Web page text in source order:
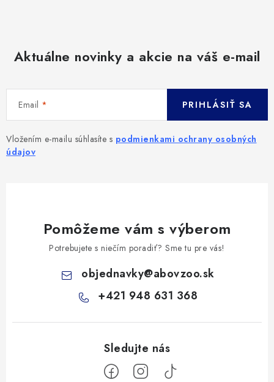
Aktuálne novinky a akcie na váš e-mail
Email
Vložením e-mailu súhlasíte s podmienkami ochrany osobných
údajov
PRIHLÁSIŤ SA
Pomôžeme vám s výberom
Potrebujete s niečím poradiť? Sme tu pre vás!
objednavky@abovzoo.sk
+421 948 631 368